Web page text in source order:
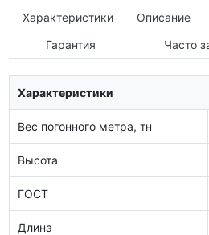
Характеристики Описание
Гарантия
Часто
Характеристики
Вес погонного метра, тн
Высота
ГОСТ
Длина